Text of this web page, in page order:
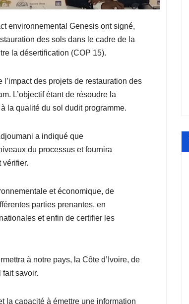
environnemental Genesis ont signé,
des sols dans le cadre de la
la désertification (COP 15).
des projets de restauration des
L’objectif étant de résoudre la
la qualité du sol dudit programme.
a indiqué que
du processus et fournira
vérifier.
et économique, de
parties prenantes, en
et enfin de certifier les
à notre pays, la Côte d’Ivoire, de
savoir.
la capacité à émettre une information